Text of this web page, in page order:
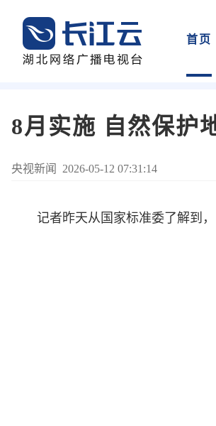
首页
8月实施 自然保护
央视新闻 2026-05-12 07:31:14
记者昨天从国家标准委了解到，